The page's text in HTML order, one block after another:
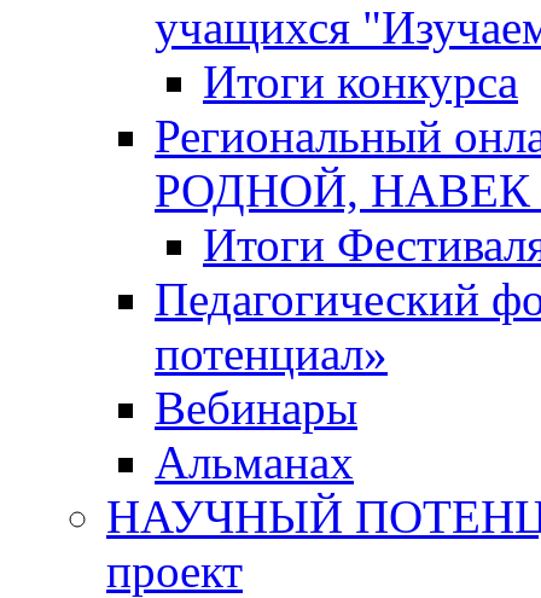
учащихся
Итоги конкурса
Региональный
РОДНОЙ,
Итоги
Педагогический
потенциал»
Вебинары
Альманах
НАУЧНЫЙ
проект